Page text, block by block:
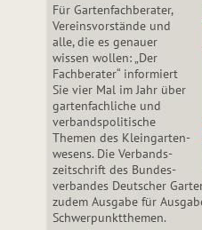
Für Gartenfachberater,
Vereinsvorstände und
alle, die es genauer
wissen wollen: „Der
Fachberater“ informiert
Sie vier Mal im Jahr über
gartenfachliche und
verbandspolitische
Themen des Klein­gar­ten­
wesens. Die Ver­bands­
zeit­schrift des Bun­des­
ver­ban­des Deutscher
zudem Ausgabe für
Schwer­punkt­the­men.